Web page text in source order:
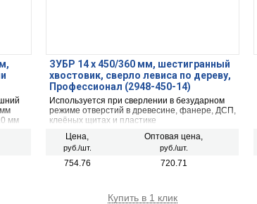
мм
ЗУБР 14 x 450/360 мм, шестигранный
хвостовик, cверло левиса по дереву,
Профессионал (2948-450-14)
Используется при сверлении в безударном
режиме отверстий в древесине, фанере, ДСП,
клеёных щитах и пластике
Цена,
руб./шт.
Оптовая цена,
руб./шт.
754.76 720.71
Купить в 1 клик